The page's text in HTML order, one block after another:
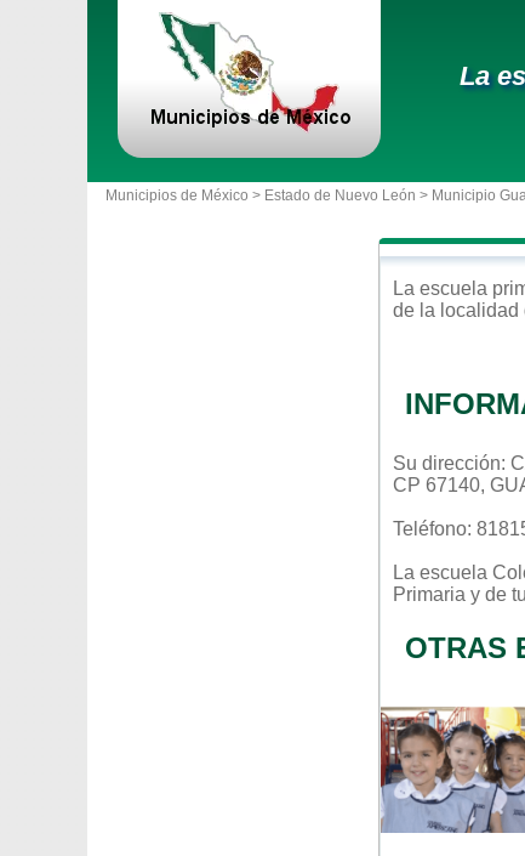
La
Municipios de México > Estado de Nuevo León > Municipio
La escuela
de la localidad
Su dirección:
CP 67140,
Teléfono:
La escuela
Primaria y de
OTRAS